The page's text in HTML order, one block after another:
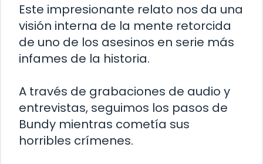
Este impresionante relato nos da una
visión interna de la mente retorcida
de uno de los asesinos en serie más
infames de la historia.
A través de grabaciones de audio y
entrevistas, seguimos los pasos de
Bundy mientras cometía sus
horribles crímenes.